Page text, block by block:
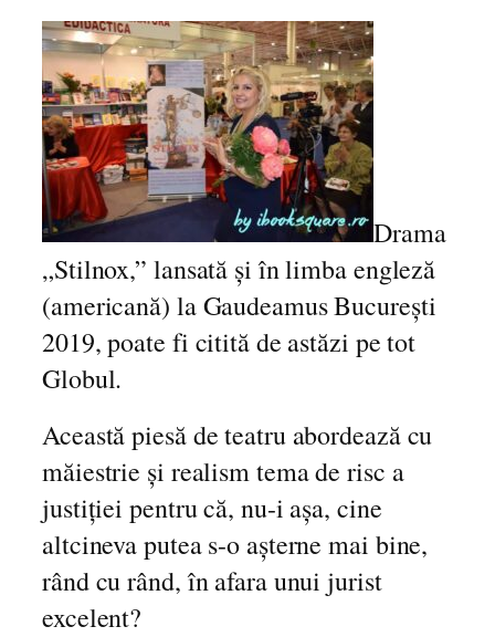
d
o
u
ă
a
c
t
e
q
u
a
n
t
i
y
Drama
„Stilnox,” lansată și în limba engleză
(americană) la Gaudeamus București
2019, poate fi citită de astăzi pe tot
Globul.
Această piesă de teatru abordează cu
măiestrie și realism tema de risc a
justiției pentru că, nu-i așa, cine
altcineva putea s-o așterne mai bine,
rând cu rând, în afara unui jurist
excelent?